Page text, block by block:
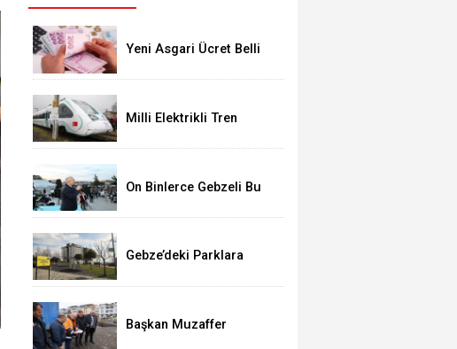
Yeni Asgari Ücret Belli
Milli Elektrikli Tren
Sefere Başlıyor!
On Binlerce Gebzeli Bu
Gebze’deki Parklara
Kuruluyor
Başkan Muzaffer